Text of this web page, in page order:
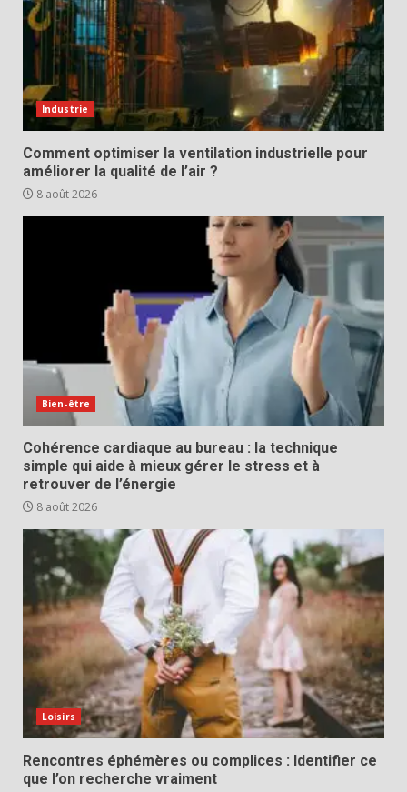
Industrie
Comment optimiser la ventilation industrielle pour
améliorer la qualité de l’air ?
8 août 2026
Bien-être
Cohérence cardiaque au bureau : la technique
simple qui aide à mieux gérer le stress et à
retrouver de l’énergie
8 août 2026
Loisirs
Rencontres éphémères ou complices : Identifier ce
que l’on recherche vraiment